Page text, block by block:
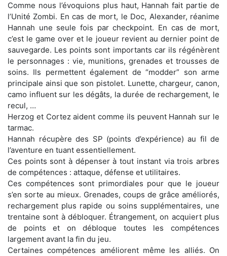
Comme nous l’évoquions plus haut, Hannah fait partie de
l’Unité Zombi. En cas de mort, le Doc, Alexander, réanime
Hannah une seule fois par checkpoint. En cas de mort,
c’est le game over et le joueur revient au dernier point de
sauvegarde. Les points sont importants car ils régénèrent
le personnages : vie, munitions, grenades et trousses de
soins. Ils permettent également de “modder” son arme
principale ainsi que son pistolet. Lunette, chargeur, canon,
camo influent sur les dégâts, la durée de rechargement, le
recul, …
Herzog et Cortez aident comme ils peuvent Hannah sur le
tarmac.
Hannah récupère des SP (points d’expérience) au fil de
l’aventure en tuant essentiellement.
Ces points sont à dépenser à tout instant via trois arbres
de compétences : attaque, défense et utilitaires.
Ces compétences sont primordiales pour que le joueur
s’en sorte au mieux. Grenades, coups de grâce améliorés,
rechargement plus rapide ou soins supplémentaires, une
trentaine sont à débloquer. Étrangement, on acquiert plus
de points et on débloque toutes les compétences
largement avant la fin du jeu.
Certaines compétences améliorent même les alliés. On